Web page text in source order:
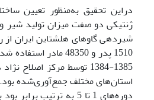
دراین تحقیق به‌منظور تعیین
ژنتیکی دو صفت میزان تولید شیر
1510 پدر و 48350
استان‌های مختلف جمع‌آوری‌شده